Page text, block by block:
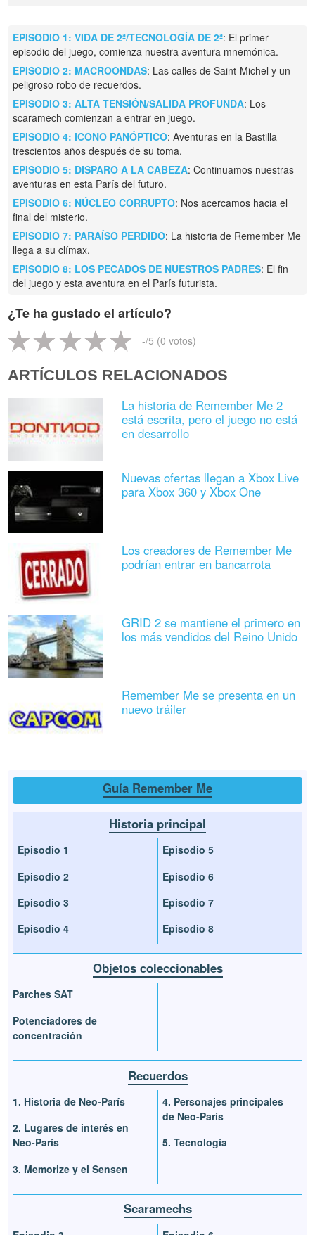
EPISODIO 1: VIDA DE 2ª/TECNOLOGÍA DE 2ª: El primer
episodio del juego, comienza nuestra aventura mnemónica.
EPISODIO 2: MACROONDAS: Las calles de Saint-Michel y un
peligroso robo de recuerdos.
EPISODIO 3: ALTA TENSIÓN/SALIDA PROFUNDA: Los
scaramech comienzan a entrar en juego.
EPISODIO 4: ICONO PANÓPTICO: Aventuras en la Bastilla
trescientos años después de su toma.
EPISODIO 5: DISPARO A LA CABEZA: Continuamos nuestras
aventuras en esta París del futuro.
EPISODIO 6: NÚCLEO CORRUPTO: Nos acercamos hacia el
final del misterio.
EPISODIO 7: PARAÍSO PERDIDO: La historia de Remember Me
llega a su clímax.
EPISODIO 8: LOS PECADOS DE NUESTROS PADRES: El fin
del juego y esta aventura en el París futurista.
¿Te ha gustado el artículo?
-/5 (0 votos)
ARTÍCULOS RELACIONADOS
La historia de Remember Me 2
está escrita, pero el juego no está
en desarrollo
Nuevas ofertas llegan a Xbox Live
para Xbox 360 y Xbox One
Los creadores de Remember Me
podrían entrar en bancarrota
GRID 2 se mantiene el primero en
los más vendidos del Reino Unido
Remember Me se presenta en un
nuevo tráiler
Guía Remember Me
Historia principal
Episodio 1
Episodio 2
Episodio 3
Episodio 4
Episodio 5
Episodio 6
Episodio 7
Episodio 8
Objetos coleccionables
Parches SAT
Potenciadores de
concentración
Recuerdos
1. Historia de Neo-París
2. Lugares de interés en
Neo-París
3. Memorize y el Sensen
4. Personajes principales
de Neo-París
5. Tecnología
Scaramechs